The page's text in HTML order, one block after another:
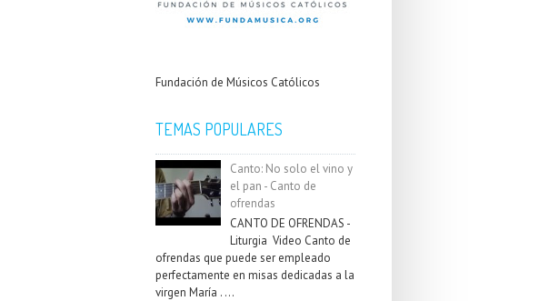
Fundación de Músicos Católicos
TEMAS POPULARES
Canto: No solo el vino y
el pan - Canto de
ofrendas
CANTO DE OFRENDAS -
Liturgia Video Canto de
ofrendas que puede ser empleado
perfectamente en misas dedicadas a la
virgen María . ...